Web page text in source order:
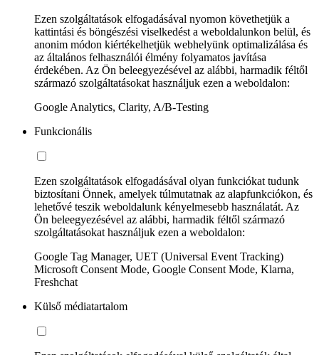
Ezen szolgáltatások elfogadásával nyomon követhetjük a
kattintási és böngészési viselkedést a weboldalunkon belül, és
anonim módon kiértékelhetjük webhelyünk optimalizálása és
az általános felhasználói élmény folyamatos javítása
érdekében. Az Ön beleegyezésével az alábbi, harmadik féltől
származó szolgáltatásokat használjuk ezen a weboldalon:
Google Analytics, Clarity, A/B-Testing
Funkcionális
Ezen szolgáltatások elfogadásával olyan funkciókat tudunk
biztosítani Önnek, amelyek túlmutatnak az alapfunkciókon, és
lehetővé teszik weboldalunk kényelmesebb használatát. Az
Ön beleegyezésével az alábbi, harmadik féltől származó
szolgáltatásokat használjuk ezen a weboldalon:
Google Tag Manager, UET (Universal Event Tracking)
Microsoft Consent Mode, Google Consent Mode, Klarna,
Freshchat
Külső médiatartalom